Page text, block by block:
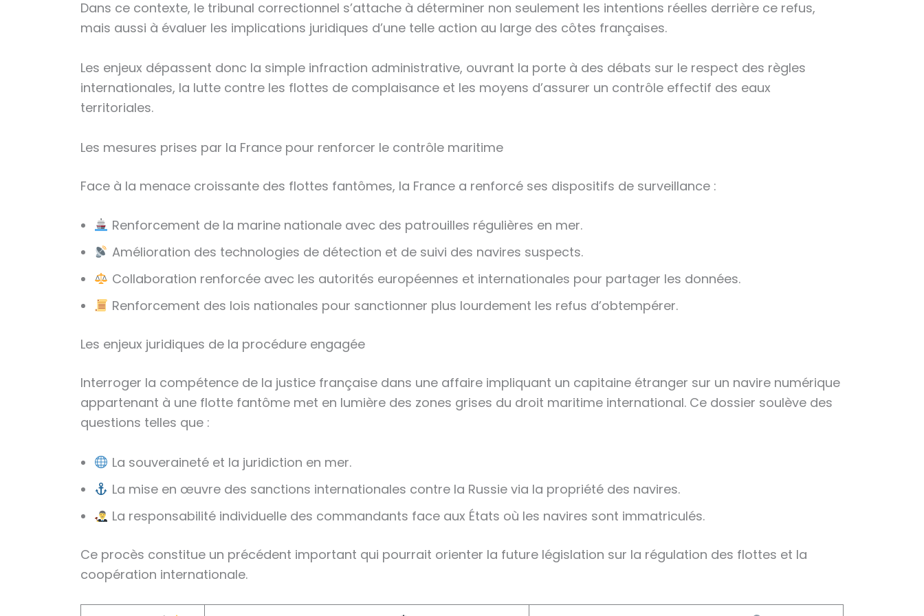
Dans ce contexte, le tribunal correctionnel s’attache à déterminer non seulement les intentions réelles derrière ce refus,
mais aussi à évaluer les implications juridiques d’une telle action au large des côtes françaises.
Les enjeux dépassent donc la simple infraction administrative, ouvrant la porte à des débats sur le respect des règles
internationales, la lutte contre les flottes de complaisance et les moyens d’assurer un contrôle effectif des eaux
territoriales.
Les mesures prises par la France pour renforcer le contrôle maritime
Face à la menace croissante des flottes fantômes, la France a renforcé ses dispositifs de surveillance :
Renforcement de la marine nationale avec des patrouilles régulières en mer.
Amélioration des technologies de détection et de suivi des navires suspects.
Collaboration renforcée avec les autorités européennes et internationales pour partager les données.
Renforcement des lois nationales pour sanctionner plus lourdement les refus d’obtempérer.
Les enjeux juridiques de la procédure engagée
Interroger la compétence de la justice française dans une affaire impliquant un capitaine étranger sur un navire numérique
appartenant à une flotte fantôme met en lumière des zones grises du droit maritime international. Ce dossier soulève des
questions telles que :
La souveraineté et la juridiction en mer.
La mise en œuvre des sanctions internationales contre la Russie via la propriété des navires.
La responsabilité individuelle des commandants face aux États où les navires sont immatriculés.
Ce procès constitue un précédent important qui pourrait orienter la future législation sur la régulation des flottes et la
coopération internationale.